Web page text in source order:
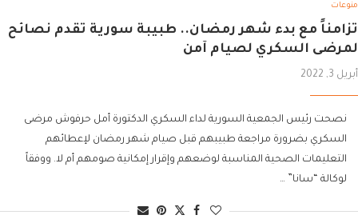
منوعات
تزامناً مع بدء شهر رمضان.. طبيبة سورية تقدم نصائح
لمرضى السكري لصيام آمن
أبريل 3, 2022
نصحت رئيس الجمعية السورية لداء السكري الدكتورة أمل حرفوش مرضى
السكري بضرورة مراجعة طبيبهم قبل صيام شهر رمضان لإعطائهم
التعليمات الصحية المناسبة لوضعهم وإقرار إمكانية صومهم أم لا. ووفقاً
لوكالة “سانا” …